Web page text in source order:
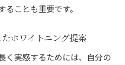
ことも重要です。
ホワイトニング提案
く実感するためには、自分の